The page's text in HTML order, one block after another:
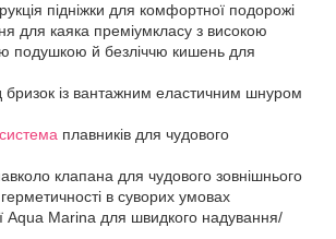
підніжки для комфортної подорожі
для каяка преміумкласу з високою
подушкою й безліччю кишень для
бризок із вантажним еластичним шнуром
система плавників для чудового
клапана для чудового зовнішнього
в суворих умовах
Aqua Marina для швидкого надування/